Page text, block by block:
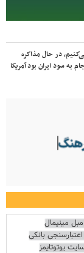
در حال مذاکره
به سود ایران بود آمریکا
مبل مینیمال
اعتبارسنجی بانکی
یوتوتایمز